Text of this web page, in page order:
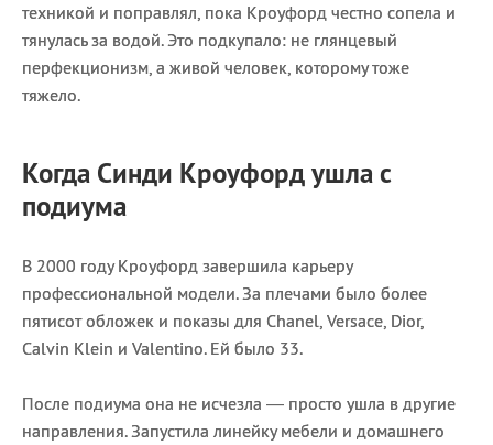
техникой и поправлял, пока Кроуфорд честно сопела и
тянулась за водой. Это подкупало: не глянцевый
перфекционизм, а живой человек, которому тоже
тяжело.
Когда Синди Кроуфорд ушла с
подиума
В 2000 году Кроуфорд завершила карьеру
профессиональной модели. За плечами было более
пятисот обложек и показы для Chanel, Versace, Dior,
Calvin Klein и Valentino. Ей было 33.
После подиума она не исчезла — просто ушла в другие
направления. Запустила линейку мебели и домашнего